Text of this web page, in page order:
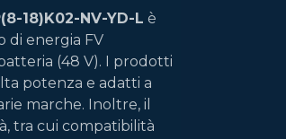
18)K02-NV-YD-L è
di energia FV
(48 V). I prodotti
potenza e adatti a
marche. Inoltre, il
tra cui compatibilità